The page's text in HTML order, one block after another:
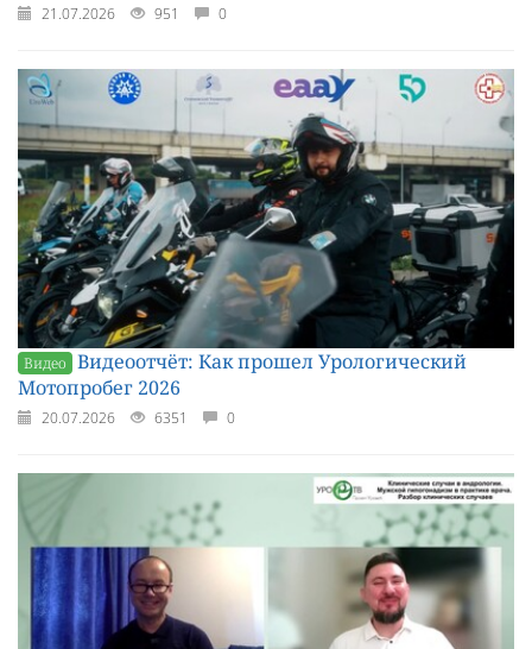
21.07.2026 951 0
Видео Видеоотчёт: Как прошел Урологический
Мотопробег 2026
20.07.2026 6351 0